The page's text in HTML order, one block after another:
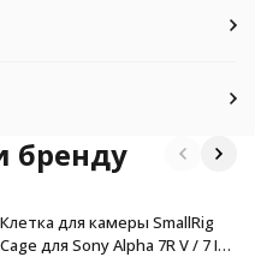
бренду
Клетка для камеры SmallRig
Cage для Sony Alpha 7R V / 7 IV